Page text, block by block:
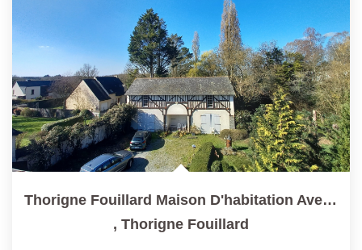
Thorigne Fouillard Maison D'habitation Avec Parc Et...
, Thorigne Fouillard